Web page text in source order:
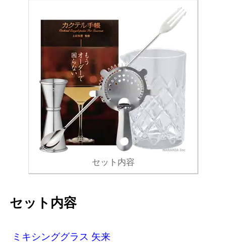
セット内容
セット内容
ミキシンググラス 矢来